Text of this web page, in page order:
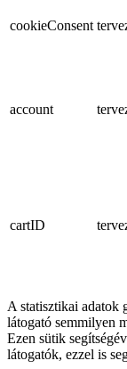
cookieConsent
account
cartID
A statisztikai adatok
látogató semmilyen
Ezen sütik
látogatók, ezzel is